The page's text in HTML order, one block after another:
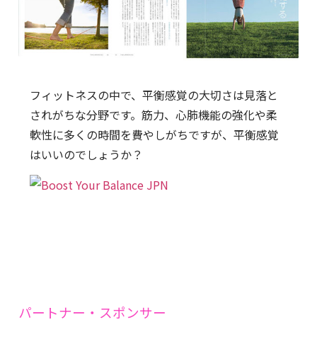
フィットネスの中で、平衡感覚の大切さは見落と
されがちな分野です。筋力、心肺機能の強化や柔
軟性に多くの時間を費やしがちですが、平衡感覚
はいいのでしょうか？
パートナー・スポンサー